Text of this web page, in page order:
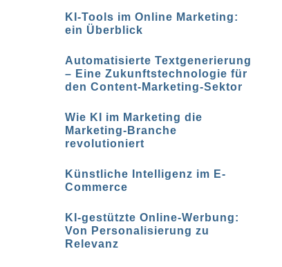
KI-Tools im Online Marketing:
ein Überblick
Automatisierte Textgenerierung
– Eine Zukunftstechnologie für
den Content-Marketing-Sektor
Wie KI im Marketing die
Marketing-Branche
revolutioniert
Künstliche Intelligenz im E-
Commerce
KI-gestützte Online-Werbung:
Von Personalisierung zu
Relevanz